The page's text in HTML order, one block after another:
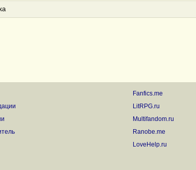
Fanfics.me
LitRPG.ru
Multifandom.ru
Ranobe.me
LoveHelp.ru